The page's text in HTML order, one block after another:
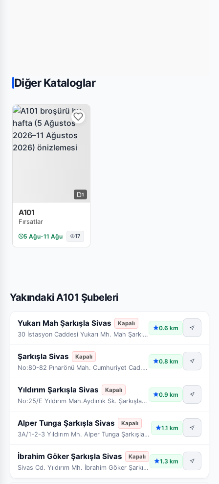
Diğer Kataloglar
1
A101
Fırsatlar
5 Ağu-11 Ağu 17
Yakındaki A101 Şubeleri
Yukarı Mah Şarkışla Sivas Kapalı
30 İstasyon Caddesi Yukarı Mh. Mah Şarkışla Sivas
0.6 km
Şarkışla Sivas Kapalı
No:80-82 Pınarönü Mah. Cumhuriyet Cad. Şarkışla Sivas
0.8 km
Yıldırım Şarkışla Sivas Kapalı
No:25/E Yıldırım Mah.Aydınlık Sk. Şarkışla Sivas
0.9 km
Alper Tunga Şarkışla Sivas Kapalı
3A/1-2-3 Yıldırım Mh. Alper Tunga Şarkışla Sivas
1.1 km
İbrahim Göker Şarkışla Sivas Kapalı
Sivas Cd. Yıldırım Mh. İbrahim Göker Şarkışla Sivas
1.3 km